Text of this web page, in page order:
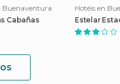
Buenaventura
Cabañas
Hotéis en
Estelar